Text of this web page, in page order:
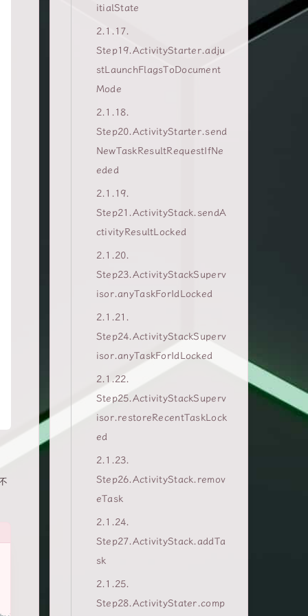
itialState
2.1.17.
Step19.ActivityStarter.adju
stLaunchFlagsToDocument
Mode
2.1.18.
Step20.ActivityStarter.send
NewTaskResultRequestIfNe
eded
2.1.19.
Step21.ActivityStack.sendA
ctivityResultLocked
2.1.20.
Step23.ActivityStackSuperv
isor.anyTaskForIdLocked
2.1.21.
Step24.ActivityStackSuperv
isor.anyTaskForIdLocked
2.1.22.
Step25.ActivityStackSuperv
isor.restoreRecentTaskLock
ed
2.1.23.
Step26.ActivityStack.remov
eTask
2.1.24.
Step27.ActivityStack.addTa
sk
2.1.25.
Step28.ActivityStater.comp